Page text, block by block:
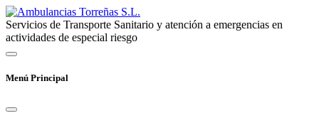
Servicios de Transporte Sanitario y atención a emergencias en
actividades de especial riesgo
Menú Principal